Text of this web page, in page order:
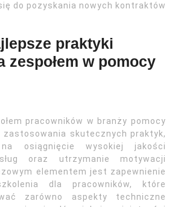
do pozyskania nowych kontraktów
praktyki
zespołem w pomocy
pracowników w branży pomocy
zastosowania skutecznych praktyk,
osiągnięcie wysokiej jakości
oraz utrzymanie motywacji
elementem jest zapewnienie
dla pracowników, które
zarówno aspekty techniczne